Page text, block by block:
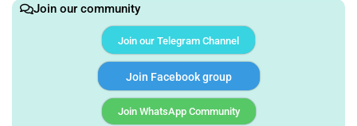
Join our community
Join our Telegram Channel
Join Facebook group
Join WhatsApp Community